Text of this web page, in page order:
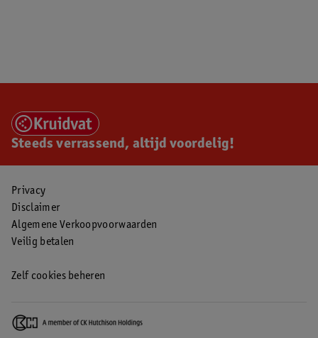
Steeds verrassend, altijd voordelig!
Privacy
Disclaimer
Algemene Verkoopvoorwaarden
Veilig betalen
Zelf cookies beheren